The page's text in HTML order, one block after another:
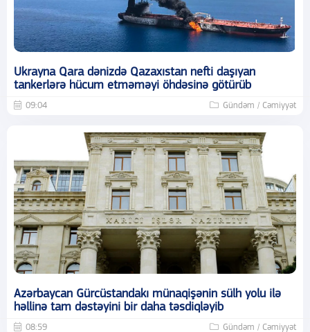
Ukrayna Qara dənizdə Qazaxıstan nefti daşıyan
tankerlərə hücum etməməyi öhdəsinə götürüb
09:04 Gündəm / Cəmiyyət
Azərbaycan Gürcüstandakı münaqişənin sülh yolu ilə
həllinə tam dəstəyini bir daha təsdiqləyib
08:59 Gündəm / Cəmiyyət